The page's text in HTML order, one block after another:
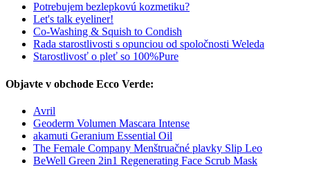
Potrebujem bezlepkovú kozmetiku?
Let's talk eyeliner!
Co-Washing & Squish to Condish
Rada starostlivosti s opunciou od spoločnosti Weleda
Starostlivosť o pleť so 100%Pure
Objavte v obchode Ecco Verde:
Avril
Geoderm Volumen Mascara Intense
akamuti Geranium Essential Oil
The Female Company Menštruačné plavky Slip Leo
BeWell Green 2in1 Regenerating Face Scrub Mask